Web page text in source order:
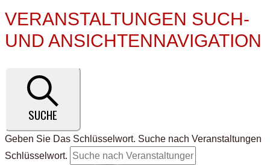
VERANSTALTUNGEN SUCH-
UND ANSICHTENNAVIGATION
SUCHE
Geben Sie Das Schlüsselwort. Suche nach Veranstaltungen
Schlüsselwort.